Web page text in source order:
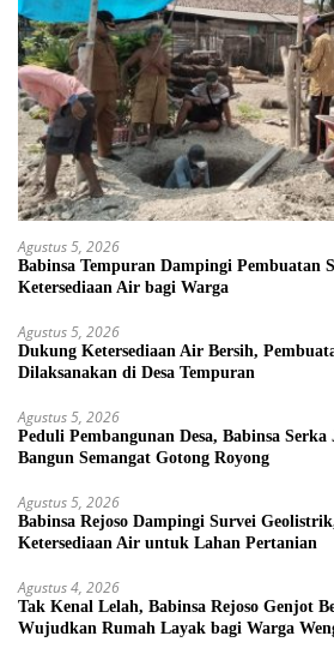
Agustus 5, 2026
Babinsa Tempuran Dampingi Pembuatan
Ketersediaan Air bagi Warga
Agustus 5, 2026
Dukung Ketersediaan Air Bersih,
Dilaksanakan di Desa Tempuran
Agustus 5, 2026
Peduli Pembangunan Desa, Babinsa
Bangun Semangat Gotong Royong
Agustus 5, 2026
Babinsa Rejoso Dampingi Survei
Ketersediaan Air untuk Lahan Pertanian
Agustus 4, 2026
Tak Kenal Lelah, Babinsa Rejoso Genjot
Wujudkan Rumah Layak bagi Warga